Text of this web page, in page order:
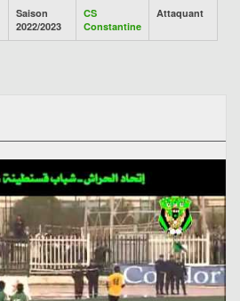
Saison
2022/2023
CS
Constantine
Attaquant